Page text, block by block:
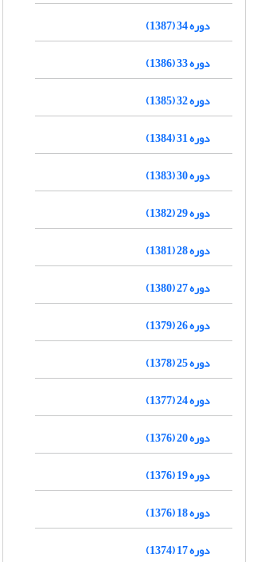
دوره 34 (1387)
دوره 33 (1386)
دوره 32 (1385)
دوره 31 (1384)
دوره 30 (1383)
دوره 29 (1382)
دوره 28 (1381)
دوره 27 (1380)
دوره 26 (1379)
دوره 25 (1378)
دوره 24 (1377)
دوره 20 (1376)
دوره 19 (1376)
دوره 18 (1376)
دوره 17 (1374)